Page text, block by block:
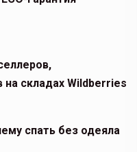
складах Wildberries
спать без одеяла